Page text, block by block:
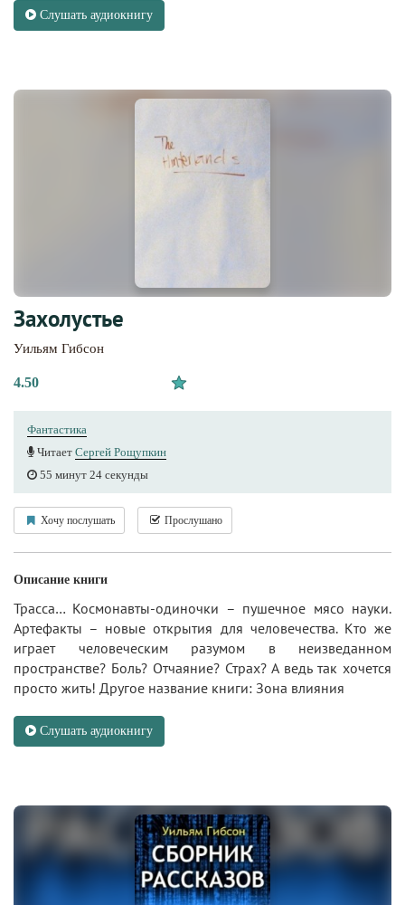
Слушать аудиокнигу
Захолустье
Уильям Гибсон
4.50
Фантастика
Читает Сергей Рощупкин
55 минут 24 секунды
Хочу послушать Прослушано
Описание книги
Трасса… Космонавты-одиночки – пушечное мясо науки.
Артефакты – новые открытия для человечества. Кто же
играет человеческим разумом в неизведанном
пространстве? Боль? Отчаяние? Страх? А ведь так хочется
просто жить! Другое название книги: Зона влияния
Слушать аудиокнигу